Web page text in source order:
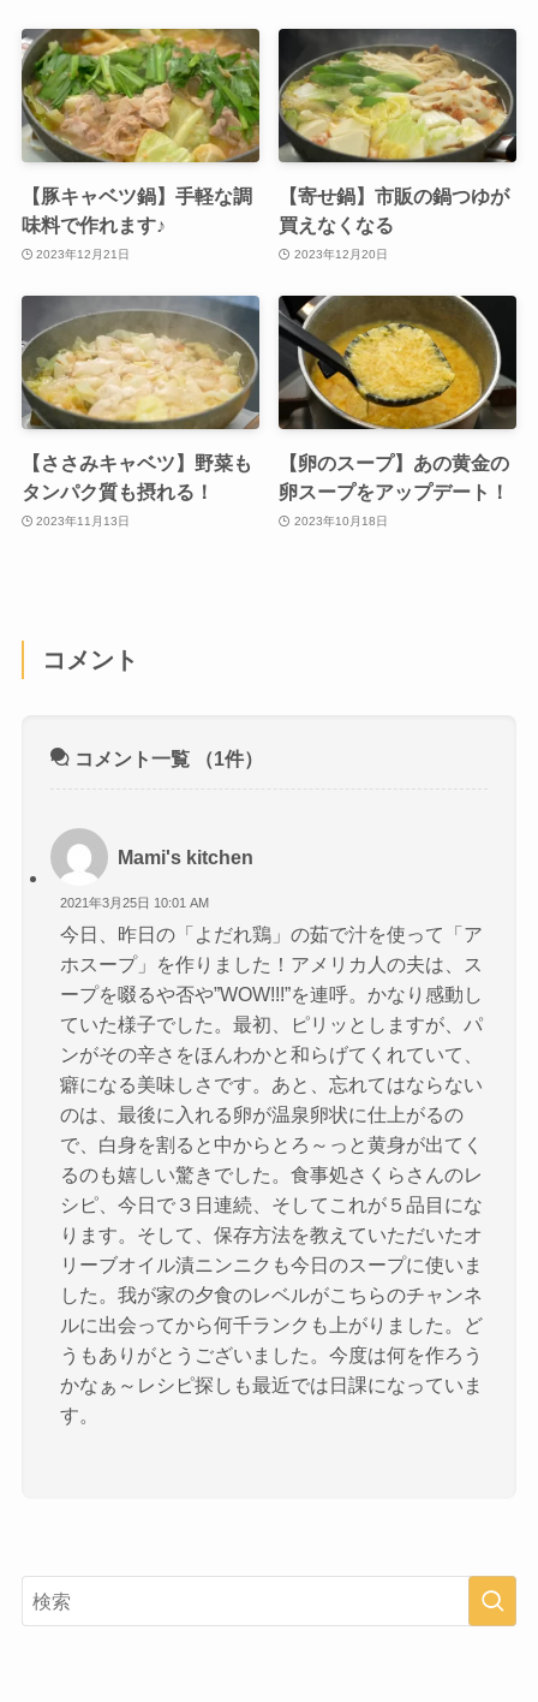
【豚キャベツ鍋】手軽な調
味料で作れます♪
2023年12月21日
【寄せ鍋】市販の鍋つゆが
買えなくなる
2023年12月20日
【ささみキャベツ】野菜も
タンパク質も摂れる！
2023年11月13日
【卵のスープ】あの黄金の
卵スープをアップデート！
2023年10月18日
コメント
コメント一覧 （1件）
Mami's kitchen
2021年3月25日 10:01 AM
今日、昨日の「よだれ鶏」の茹で汁を使って「ア
ホスープ」を作りました！アメリカ人の夫は、ス
ープを啜るや否や”WOW!!!”を連呼。かなり感動し
ていた様子でした。最初、ピリッとしますが、パ
ンがその辛さをほんわかと和らげてくれていて、
癖になる美味しさです。あと、忘れてはならない
のは、最後に入れる卵が温泉卵状に仕上がるの
で、白身を割ると中からとろ～っと黄身が出てく
るのも嬉しい驚きでした。食事処さくらさんのレ
シピ、今日で３日連続、そしてこれが５品目にな
ります。そして、保存方法を教えていただいたオ
リーブオイル漬ニンニクも今日のスープに使いま
した。我が家の夕食のレベルがこちらのチャンネ
ルに出会ってから何千ランクも上がりました。ど
うもありがとうございました。今度は何を作ろう
かなぁ～レシピ探しも最近では日課になっていま
す。